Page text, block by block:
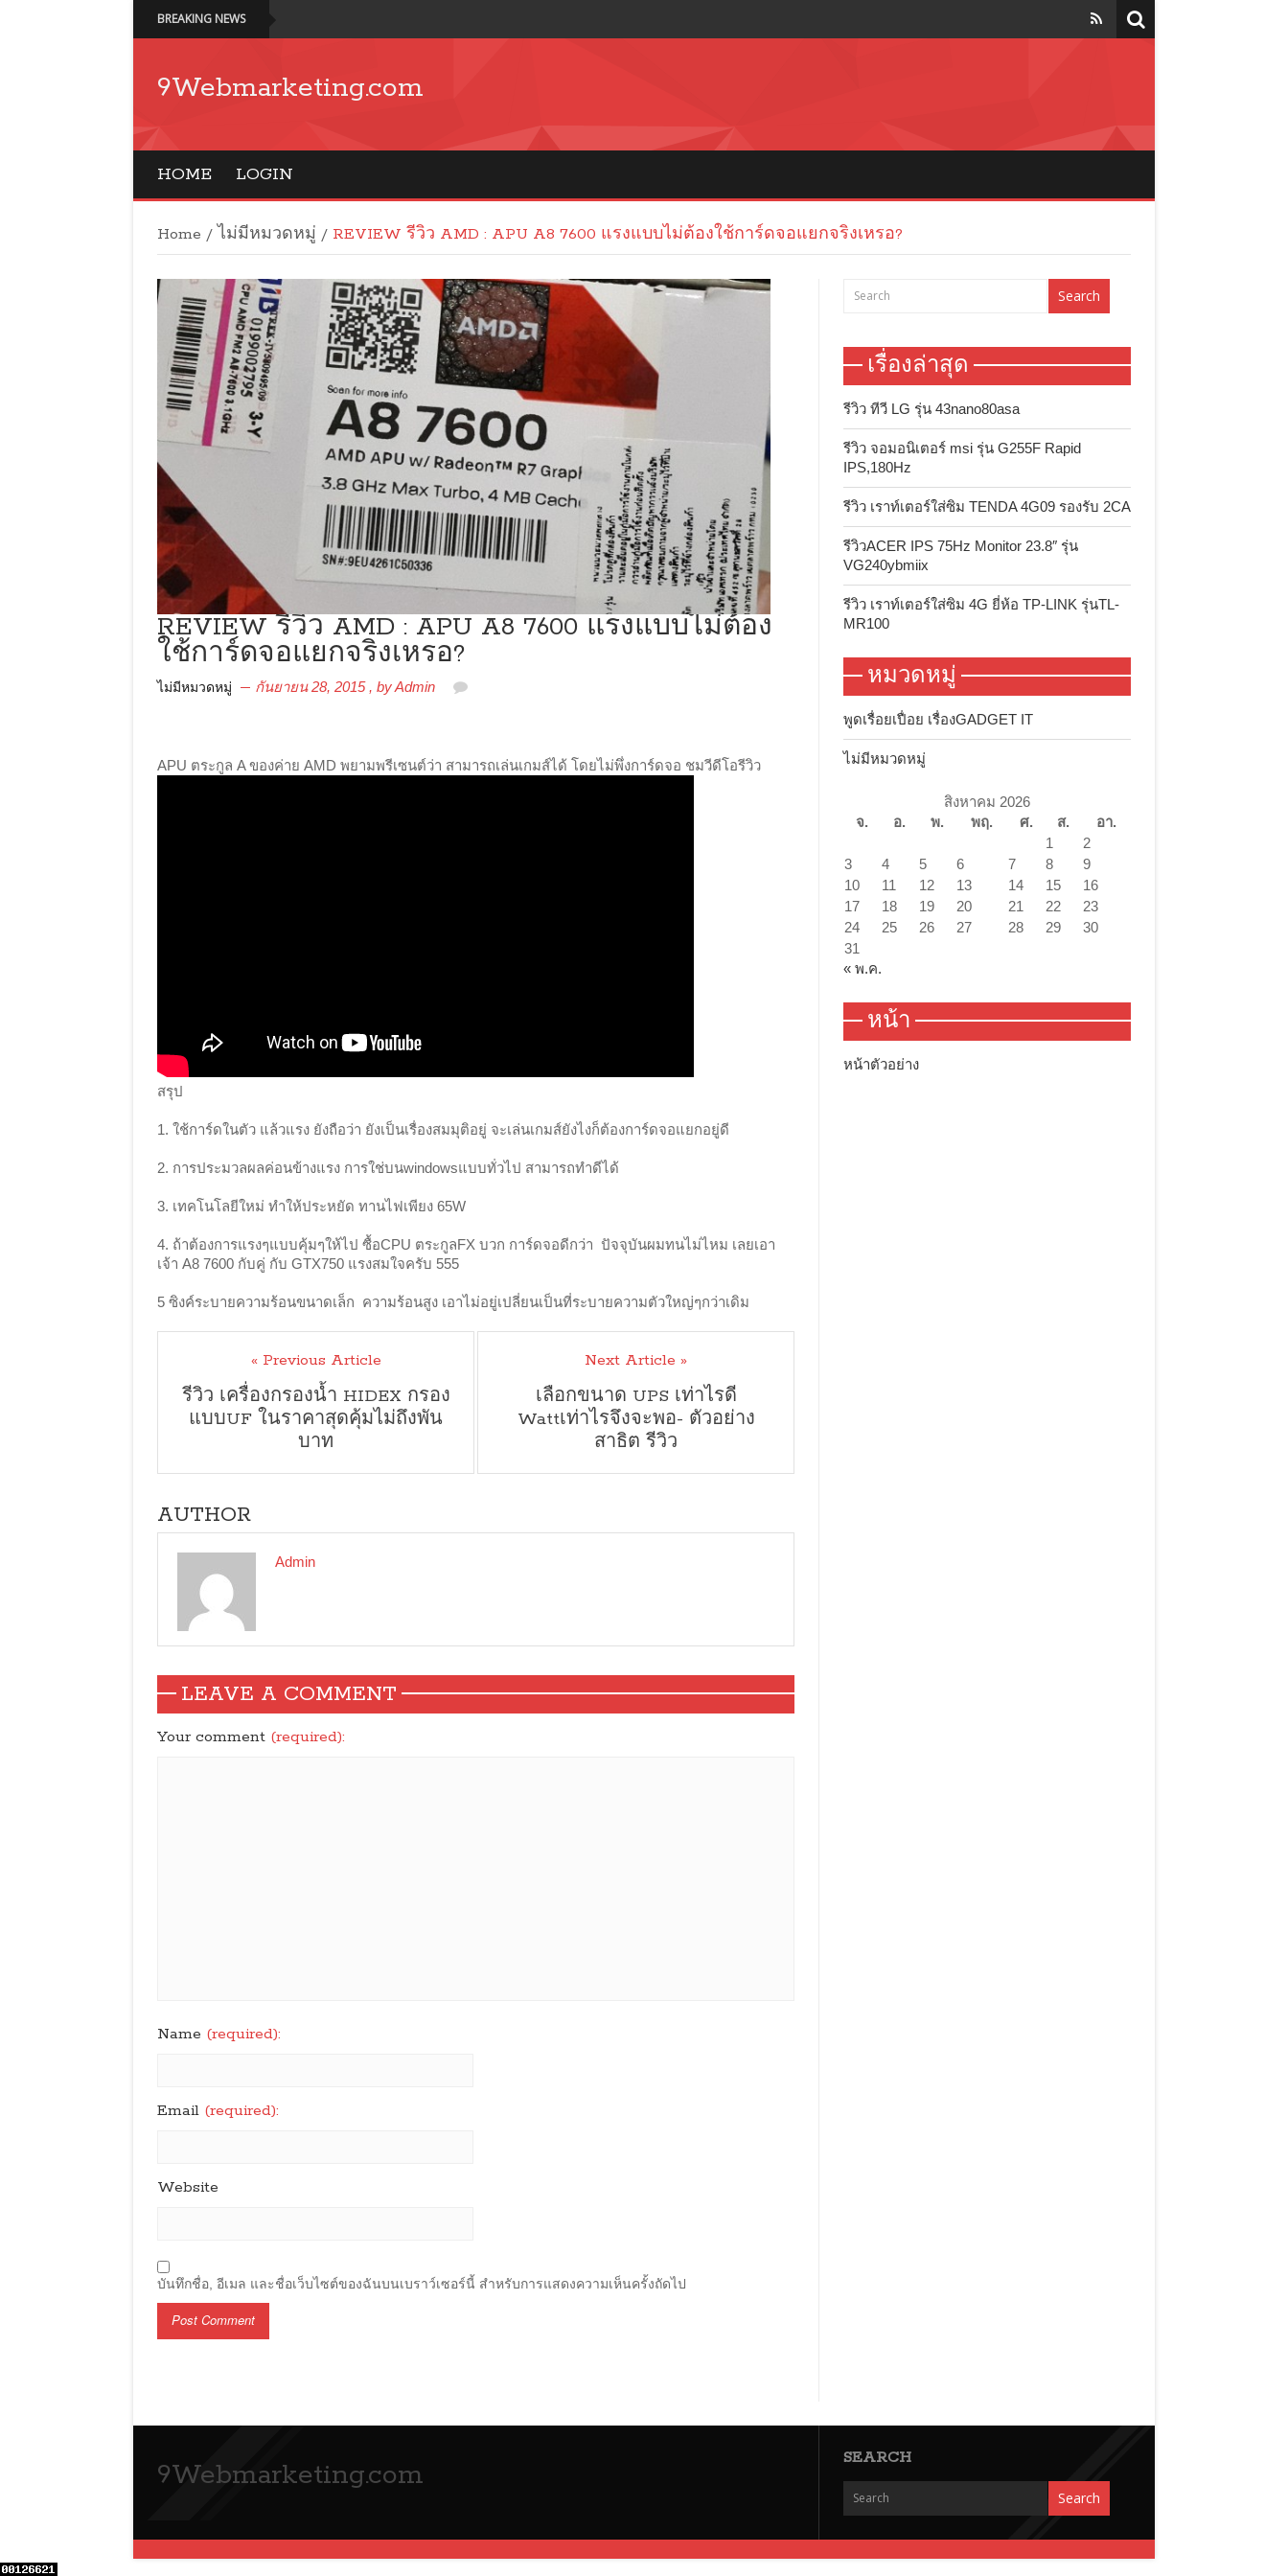
BREAKING NEWS
9Webmarketing.com
HOME LOGIN
Home / ไม่มีหมวดหมู่ / REVIEW รีวิว AMD : APU A8 7600 แรงแบบไม่ต้องใช้การ์ดจอแยกจริงเหรอ?
REVIEW รีวิว AMD : APU A8 7600 แรงแบบไม่ต้อง
ใช้การ์ดจอแยกจริงเหรอ?
ไม่มีหมวดหมู่ กันยายน 28, 2015 , byAdmin
:
APU ตระกูล A ของค่าย AMD พยามพรีเซนต์ว่า สามารถเล่นเกมส์ได้ โดยไม่พึ่งการ์ดจอ ชมวีดีโอรีวิว
สรุป
1. ใช้การ์ดในตัว แล้วแรง ยังถือว่า ยังเป็นเรื่องสมมุติอยู่ จะเล่นเกมส์ยังไงก็ต้องการ์ดจอแยกอยู่ดี
2. การประมวลผลค่อนข้างแรง การใช่บนwindowsแบบทั่วไป สามารถทำดีได้
3. เทคโนโลยีใหม่ ทำให้ประหยัด ทานไฟเพียง 65W
4. ถ้าต้องการแรงๆแบบคุ้มๆให้ไป ซื้อCPU ตระกูลFX บวก การ์ดจอดีกว่า ปัจจุบันผมทนไม่ไหม เลยเอา
เจ้า A8 7600 กับคู่ กับ GTX750 แรงสมใจครับ 555
5 ซิงค์ระบายความร้อนขนาดเล็ก ความร้อนสูง เอาไม่อยู่เปลี่ยนเป็นที่ระบายความตัวใหญ่ๆกว่าเดิม
« Previous Article
รีวิว เครื่องกรองน้ำ HIDEX กรอง
แบบUF ในราคาสุดคุ้มไม่ถึงพัน
บาท
Next Article »
เลือกขนาด UPS เท่าไรดี
Wattเท่าไรจึงจะพอ- ตัวอย่าง
สาธิต รีวิว
AUTHOR
Admin
LEAVE A COMMENT
Your comment (required):
Name (required):
Email (required):
Website
บันทึกชื่อ, อีเมล และชื่อเว็บไซต์ของฉันบนเบราว์เซอร์นี้ สำหรับการแสดงความเห็นครั้งถัดไป
เรื่องล่าสุด
รีวิว ทีวี LG รุ่น 43nano80asa
รีวิว จอมอนิเตอร์ msi รุ่น G255F Rapid
IPS,180Hz
รีวิว เราท์เตอร์ใส่ซิม TENDA 4G09 รองรับ 2CA
รีวิวACER IPS 75Hz Monitor 23.8″ รุ่น
VG240ybmiix
รีวิว เราท์เตอร์ใส่ซิม 4G ยี่ห้อ TP-LINK รุ่นTL-
MR100
หมวดหมู่
พูดเรื่อยเปื่อย เรื่องGADGET IT
ไม่มีหมวดหมู่
สิงหาคม 2026
จ.
อ. พ. พฤ. ศ. ส.
อา.
1
2
3
4 5 6 7 8
9
10
11 12 13 14 15
16
17
18 19 20 21 22
23
24
25 26 27 28 29
30
31
« พ.ค.
หน้า
หน้าตัวอย่าง
9Webmarketing.com
SEARCH